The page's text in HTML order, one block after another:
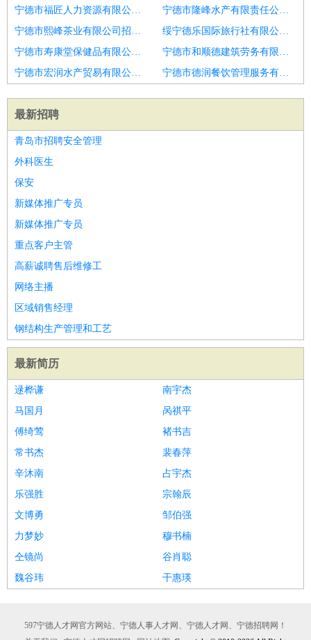
宁德市福匠人力资源有限公司招聘厨师
宁德市隆峰水产有限责任公司招聘新西兰高薪招聘厨师会炒大锅菜工资月结35000有保障
宁德市熙峰茶业有限公司招聘厨师助理
绥宁德乐国际旅行社有限公司招聘厨师助理
宁德市寿康堂保健品有限公司招聘青岛市招聘职工餐厅厨师1人
宁德市和顺德建筑劳务有限公司招聘厨师助理
宁德市宏润水产贸易有限公司招聘青岛市招聘厨师1人
宁德市德润餐饮管理服务有限公司招聘安次区会所厨师
最新招聘
青岛市招聘安全管理
外科医生
保安
新媒体推广专员
新媒体推广专员
重点客户主管
高薪诚聘售后维修工
网络主播
区域销售经理
钢结构生产管理和工艺
最新简历
逯桦谦
南宇杰
马国月
呙祺平
傅绮莺
褚书吉
常书杰
裴春萍
辛沐南
占宇杰
乐强胜
宗翰辰
文博勇
邹伯强
力梦妙
穆书楠
仝镜尚
谷肖聪
魏谷玮
干惠瑛
597宁德人才网官方网站、宁德人事人才网、宁德人才网、宁德招聘网！